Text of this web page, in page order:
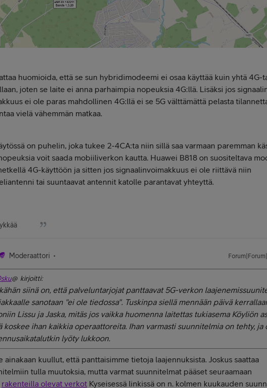
huomioida, että se sun hybridimodeemi ei osaa käyttää kuin yhtä 4G-
joten se laite ei anna parhaimpia nopeuksia 4G:llä. Lisäksi jos
ei ole paras mahdollinen 4G:llä ei se 5G välttämättä pelasta
vielä vähemmän matkaa.
on puhelin, joka tukee 2-4CA:ta niin sillä saa varmaan paremman
voit saada mobiiliverkon kautta. Huawei B818 on suositeltava
4G-käyttöön ja sitten jos signaalinvoimakkuus ei ole riittävä niin
tai suuntaavat antennit katolle parantavat yhteyttä.
Moderaattori
@ kirjoitti:
siinä on, että palveluntarjojat panttaavat 5G-verkon
sanotaan "ei ole tiedossa". Tuskinpa siellä mennään päivä
Lissu ja Jaska, mitäs jos vaikka huomenna laitettas tukiasema Köyliön
koskee ihan kaikkia operaattoreita. Ihan varmasti suunnitelmia on tehty, ja
lyöty lukkoon.
ainakaan kuullut, että panttaisimme tietoja laajennuksista. Joskus saattaa
tulla muutoksia, mutta varmat suunnitelmat pääset seuraamaan
rakenteilla olevat verkot Kyseisessä linkissä on n. kolmen kuukauden